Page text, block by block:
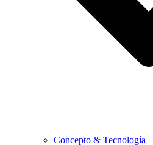
Concepto & Tecnología